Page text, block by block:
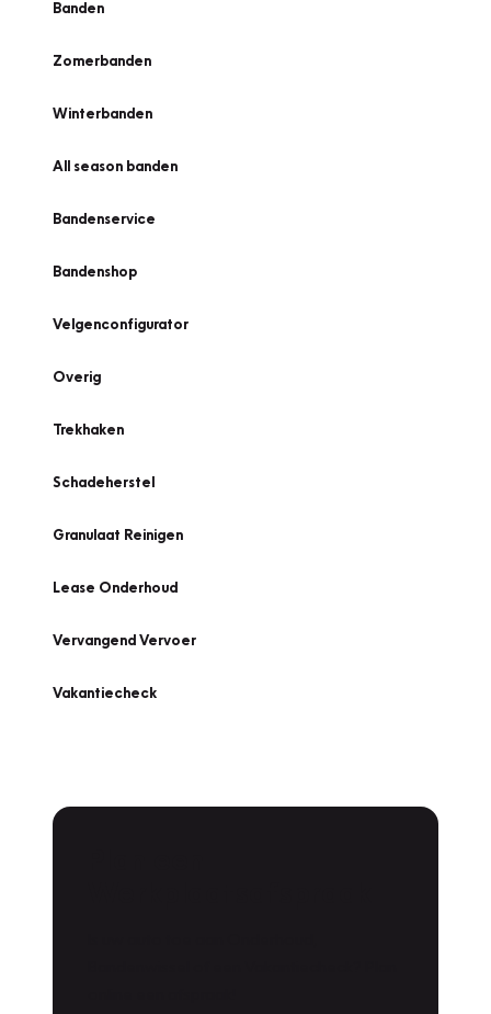
Banden
Zomerbanden
Winterbanden
All season banden
Bandenservice
Bandenshop
Velgenconfigurator
Overig
Trekhaken
Schadeherstel
Granulaat Reinigen
Lease Onderhoud
Vervangend Vervoer
Vakantiecheck